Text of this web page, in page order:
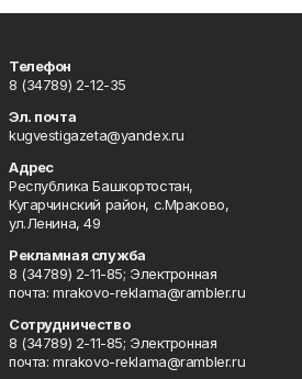
Телефон
8 (34789) 2-12-35
Эл. почта
kugvestigazeta@yandex.ru
Адрес
Республика Башкортостан,
Кугарчинский район, с.Мраково,
ул.Ленина, 49
Рекламная служба
8 (34789) 2-11-85; Электронная
почта: mrakovo-reklama@rambler.ru
Сотрудничество
8 (34789) 2-11-85; Электронная
почта: mrakovo-reklama@rambler.ru